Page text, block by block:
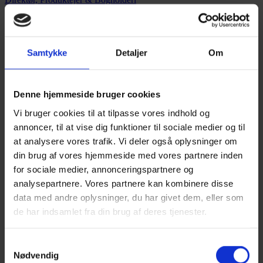
Samtykke Detaljer Om
Denne hjemmeside bruger cookies
Vi bruger cookies til at tilpasse vores indhold og
annoncer, til at vise dig funktioner til sociale medier og til
at analysere vores trafik. Vi deler også oplysninger om
din brug af vores hjemmeside med vores partnere inden
for sociale medier, annonceringspartnere og
analysepartnere. Vores partnere kan kombinere disse
data med andre oplysninger, du har givet dem, eller som
de har indsamlet fra din brug af deres tjenester.
Nødvendig
Patrick Struckmann
Softwareudvikler
Oliver Sprange
Softwareudvikler
Kasper Færch-Schuster
Softwareudvikler
Maibritt Rittermann Jensen
Softwareudvikler
Elias Nielsen